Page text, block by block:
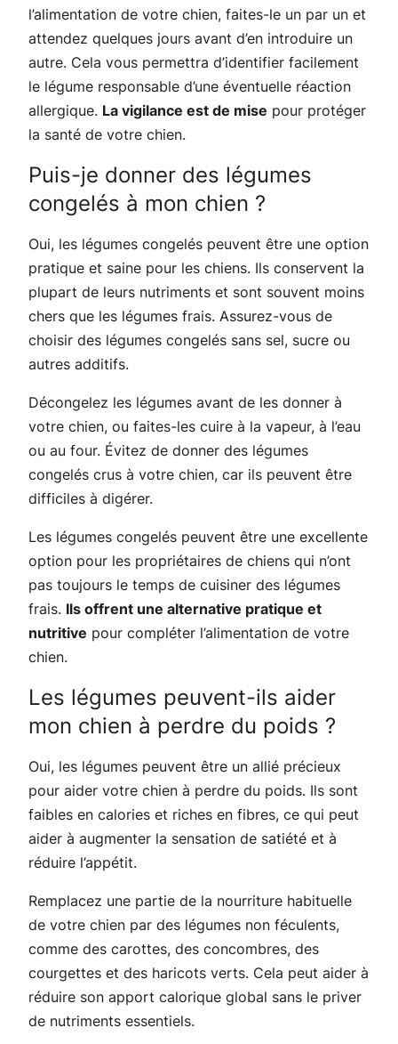
l’alimentation de votre chien, faites-le un par un et
attendez quelques jours avant d’en introduire un
autre. Cela vous permettra d’identifier facilement
le légume responsable d’une éventuelle réaction
allergique. La vigilance est de mise pour protéger
la santé de votre chien.
Puis-je donner des légumes
congelés à mon chien ?
Oui, les légumes congelés peuvent être une option
pratique et saine pour les chiens. Ils conservent la
plupart de leurs nutriments et sont souvent moins
chers que les légumes frais. Assurez-vous de
choisir des légumes congelés sans sel, sucre ou
autres additifs.
Décongelez les légumes avant de les donner à
votre chien, ou faites-les cuire à la vapeur, à l’eau
ou au four. Évitez de donner des légumes
congelés crus à votre chien, car ils peuvent être
difficiles à digérer.
Les légumes congelés peuvent être une excellente
option pour les propriétaires de chiens qui n’ont
pas toujours le temps de cuisiner des légumes
frais. Ils offrent une alternative pratique et
nutritive pour compléter l’alimentation de votre
chien.
Les légumes peuvent-ils aider
mon chien à perdre du poids ?
Oui, les légumes peuvent être un allié précieux
pour aider votre chien à perdre du poids. Ils sont
faibles en calories et riches en fibres, ce qui peut
aider à augmenter la sensation de satiété et à
réduire l’appétit.
Remplacez une partie de la nourriture habituelle
de votre chien par des légumes non féculents,
comme des carottes, des concombres, des
courgettes et des haricots verts. Cela peut aider à
réduire son apport calorique global sans le priver
de nutriments essentiels.